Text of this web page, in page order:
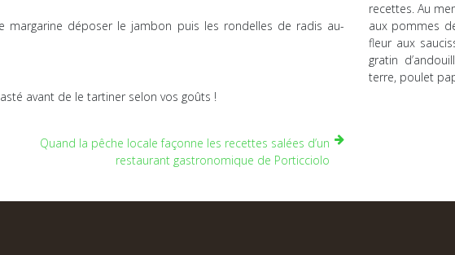
déposer le jambon puis les rondelles de radis au-
avant de le tartiner selon vos goûts !
Quand la pêche locale façonne les recettes salées d’un
restaurant gastronomique de Porticciolo
recettes. Au
aux pommes
fleur aux
gratin
terre, poulet